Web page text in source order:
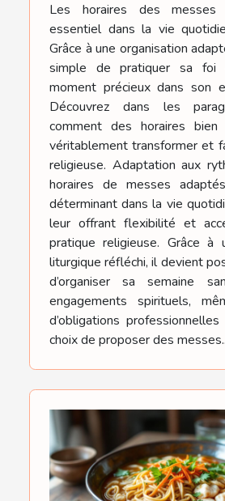
Les horaires des
essentiel dans la vie
Grâce à une organisation
simple de pratiquer sa foi
moment précieux dans son
Découvrez dans les
comment des horaires bien
véritablement transformer et
religieuse. Adaptation aux
horaires de messes
déterminant dans la vie
leur offrant flexibilité et
pratique religieuse. Grâce à
liturgique réfléchi, il devient
d’organiser sa semaine
engagements spirituels,
d’obligations
choix de proposer des